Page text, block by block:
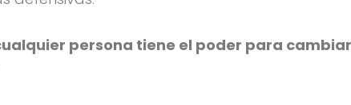
persona tiene el poder para